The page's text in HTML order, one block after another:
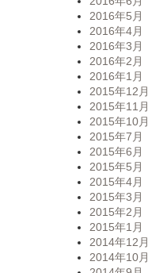
2016年5月
2016年4月
2016年3月
2016年2月
2016年1月
2015年12月
2015年11月
2015年10月
2015年7月
2015年6月
2015年5月
2015年4月
2015年3月
2015年2月
2015年1月
2014年12月
2014年10月